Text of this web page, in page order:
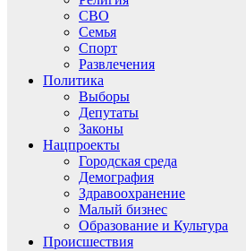
СВО
Семья
Спорт
Развлечения
Политика
Выборы
Депутаты
Законы
Нацпроекты
Городская среда
Демография
Здравоохранение
Малый бизнес
Образование и Культура
Происшествия